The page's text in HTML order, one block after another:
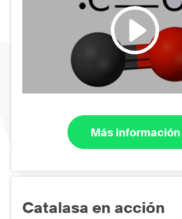
Más información
Catalasa en acción